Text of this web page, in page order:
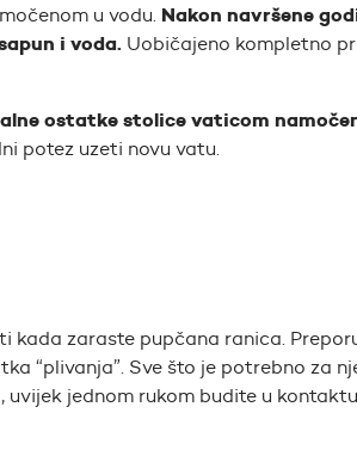
u vodu. Nakon navršene
i voda.Uobičajeno kompletno
ostatke stolice vaticom
potez uzeti novu vatu.
kada zaraste pupčana ranica.
“plivanja”. Sve što je potrebno za
jednom rukom budite u